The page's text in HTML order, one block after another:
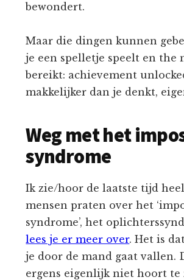
bewondert.
Maar die dingen kunnen
je een spelletje speelt en the
bereikt: achievement
makkelijker dan je denkt,
Weg met het
syndrome
Ik zie/hoor de laatste tijd
mensen praten over het
syndrome’, het
lees je er meer over. Het is
je door de mand gaat vallen.
ergens eigenlijk niet hoort te